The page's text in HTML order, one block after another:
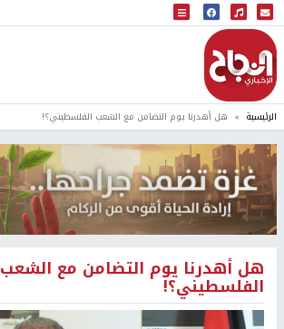
البث المباشر
إذاعة النجاح
الرئيسية هل أهدرنا يوم التضامن مع الشعب الفلسطيني؟!
هل أهدرنا يوم التضامن مع الشعب
الفلسطيني؟!